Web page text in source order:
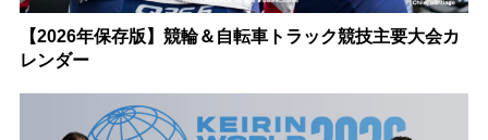
【2026年保存版】競輪＆自転車トラック競技主要大会カ
レンダー